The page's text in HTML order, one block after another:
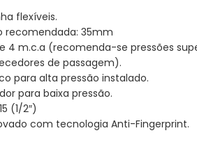
flexíveis.
recomendada: 35mm
4 m.c.a (recomenda-se pressões
de passagem).
para alta pressão instalado.
para baixa pressão.
(1/2″)
com tecnologia Anti-Fingerprint.